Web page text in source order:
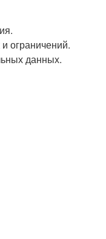
ограничений.
данных.